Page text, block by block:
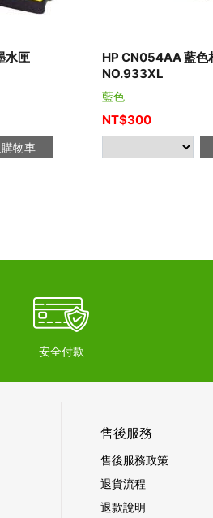
水匣
物車
HP CN054AA 藍色
NO.933XL
藍色
NT$300
安全付款
售後服務
售後服務政策
退貨流程
退款說明